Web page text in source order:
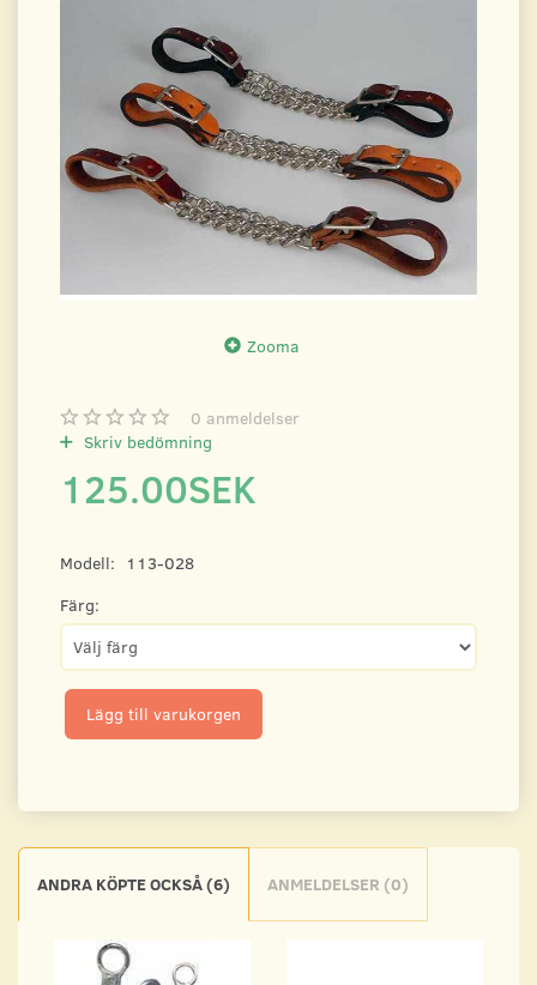
Zooma
0 anmeldelser
Skriv bedömning
125.00SEK
Modell:
113-028
Färg:
Lägg till varukorgen
ANDRA KÖPTE OCKSÅ (6) ANMELDELSER (0)